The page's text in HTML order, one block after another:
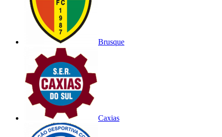
Brusque
Caxias